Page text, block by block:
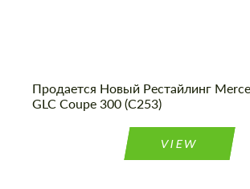
Продается Новый Рестайлинг
GLC Coupe 300 (C253)
VIEW